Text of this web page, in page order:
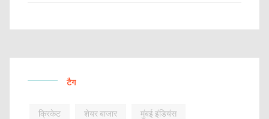
टैग
क्रिकेट शेयर बाजार मुंबई इंडियंस